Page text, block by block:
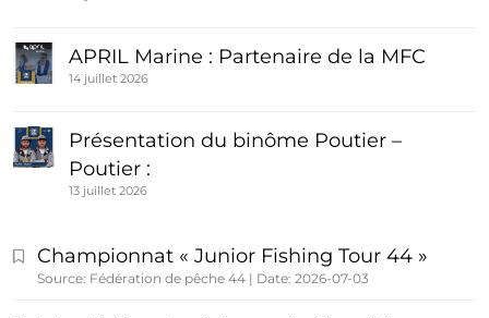
APRIL Marine : Partenaire de la MFC
14 juillet 2026
Présentation du binôme Poutier –
Poutier :
13 juillet 2026
Championnat « Junior Fishing Tour 44 »
Source: Fédération de pêche 44 Date: 2026-07-03